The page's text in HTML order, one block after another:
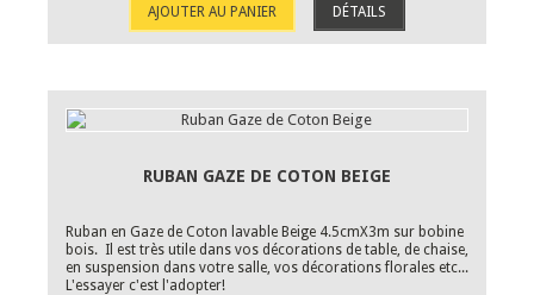
AJOUTER AU PANIER DÉTAILS
RUBAN GAZE DE COTON BEIGE
Ruban en Gaze de Coton lavable Beige 4.5cmX3m sur bobine
bois. Il est très utile dans vos décorations de table, de chaise,
en suspension dans votre salle, vos décorations florales etc...
L'essayer c'est l'adopter!